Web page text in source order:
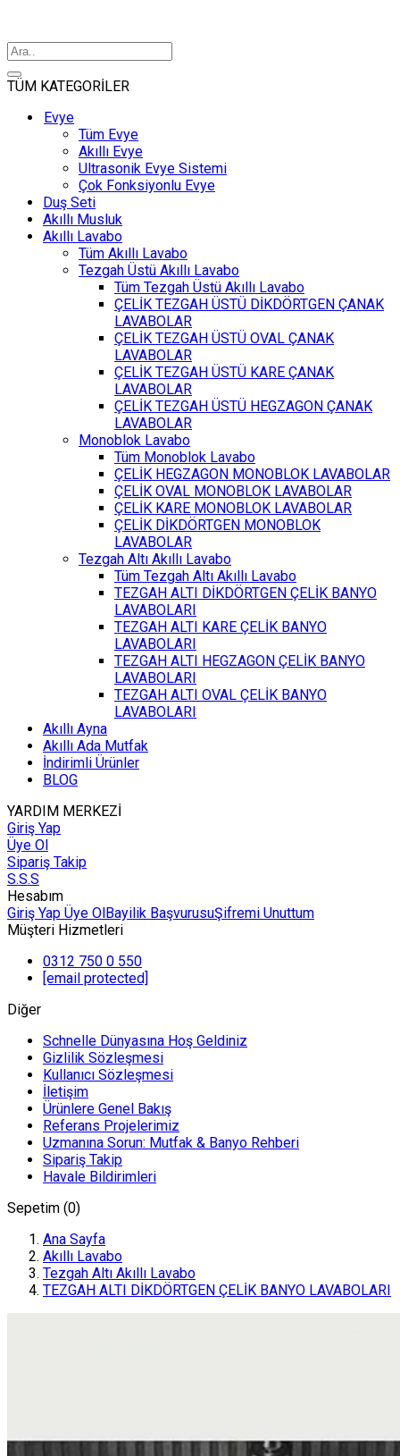
TÜM KATEGORİLER
Evye
Tüm Evye
Akıllı Evye
Ultrasonik Evye Sistemi
Çok Fonksiyonlu Evye
Duş Seti
Akıllı Musluk
Akıllı Lavabo
Tüm Akıllı Lavabo
Tezgah Üstü Akıllı Lavabo
Tüm Tezgah Üstü Akıllı Lavabo
ÇELİK TEZGAH ÜSTÜ DİKDÖRTGEN ÇANAK
LAVABOLAR
ÇELİK TEZGAH ÜSTÜ OVAL ÇANAK
LAVABOLAR
ÇELİK TEZGAH ÜSTÜ KARE ÇANAK
LAVABOLAR
ÇELİK TEZGAH ÜSTÜ HEGZAGON ÇANAK
LAVABOLAR
Monoblok Lavabo
Tüm Monoblok Lavabo
ÇELİK HEGZAGON MONOBLOK LAVABOLAR
ÇELİK OVAL MONOBLOK LAVABOLAR
ÇELİK KARE MONOBLOK LAVABOLAR
ÇELİK DİKDÖRTGEN MONOBLOK
LAVABOLAR
Tezgah Altı Akıllı Lavabo
Tüm Tezgah Altı Akıllı Lavabo
TEZGAH ALTI DİKDÖRTGEN ÇELİK BANYO
LAVABOLARI
TEZGAH ALTI KARE ÇELİK BANYO
LAVABOLARI
TEZGAH ALTI HEGZAGON ÇELİK BANYO
LAVABOLARI
TEZGAH ALTI OVAL ÇELİK BANYO
LAVABOLARI
Akıllı Ayna
Akıllı Ada Mutfak
İndirimli Ürünler
BLOG
YARDIM MERKEZİ
Giriş Yap
Üye Ol
Sipariş Takip
S.S.S
Hesabım
Giriş Yap Üye OlBayilik BaşvurusuŞifremi Unuttum
Müşteri Hizmetleri
0312 750 0 550
[email protected]
Diğer
Schnelle Dünyasına Hoş Geldiniz
Gizlilik Sözleşmesi
Kullanıcı Sözleşmesi
İletişim
Ürünlere Genel Bakış
Referans Projelerimiz
Uzmanına Sorun: Mutfak & Banyo Rehberi
Sipariş Takip
Havale Bildirimleri
Sepetim (0)
Ana Sayfa
Akıllı Lavabo
Tezgah Altı Akıllı Lavabo
TEZGAH ALTI DİKDÖRTGEN ÇELİK BANYO LAVABOLARI